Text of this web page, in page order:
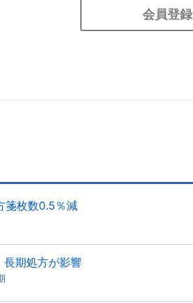
会員登録
箋枚数0.5％減
長期処方が影響